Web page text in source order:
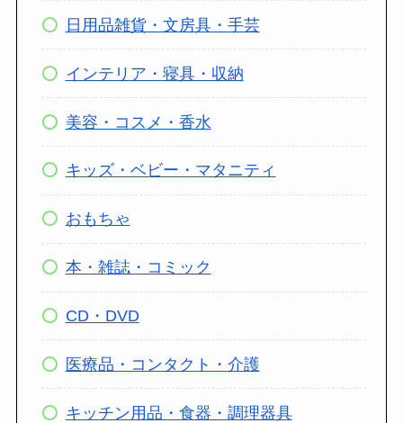
日用品雑貨・文房具・手芸
インテリア・寝具・収納
美容・コスメ・香水
キッズ・ベビー・マタニティ
おもちゃ
本・雑誌・コミック
CD・DVD
医療品・コンタクト・介護
キッチン用品・食器・調理器具